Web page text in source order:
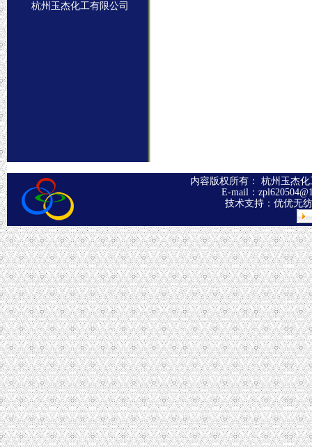
杭州玉杰化工有限公司
内容版权所有： 杭州玉杰
E-mail：
技术支持： 优优无